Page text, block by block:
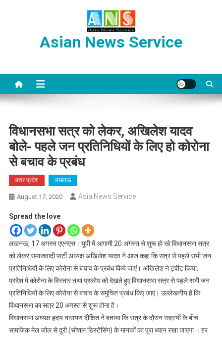
Asian News Service
विधानसभा सत्र को लेकर, अखिलेश यादव
बोले- पहले जन प्रतिनिधियों के लिए हो कोरोना
से बचाव के प्रबंध
उत्तर प्रदेश लखनऊ
August 17, 2020 Asia News Service
Spread the love
लखनऊ, 17 अगस्त एएनएस। यूपी में आगामी 20 अगस्त से शुरू हो रहे विधानसभा सत्र
को लेकर समाजवादी पार्टी अध्यक्ष अखिलेश यादव ने आज कहा कि सत्र से पहले सभी जन
प्रतिनिधियों के लिए कोरोना से बचाव के प्रबंध किये जाएं। अखिलेश ने ट्वीट किया,
प्रदेश में कोरोना के विस्तार तथा प्रकोप को देखते हुए विधानसभा सत्र से पहले सभी जन
प्रतिनिधियों के लिए कोरोना से बचाव के समुचित प्रबंध किए जाएं। उल्लेखनीय है कि
विधानसभा का सत्र 20 अगस्त से शुरू होना है।
विधानसभा अध्यक्ष हृदय नारायण दीक्षित ने बताया कि सत्र के दौरान सदस्यों के बीच
सामजिक मेल जोल से दूरी (सोशल डिस्टेंसिंग) के मानकों का पूरा ध्यान रखा जाएगा । हर